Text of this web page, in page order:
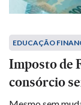
EDUCAÇÃO
Imposto de
consórcio